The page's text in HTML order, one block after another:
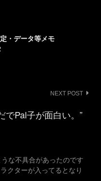
・データ等メモ
NEXT POST
でPal子が面白い。”
な不具合があったのです
クターが入ってるとなり